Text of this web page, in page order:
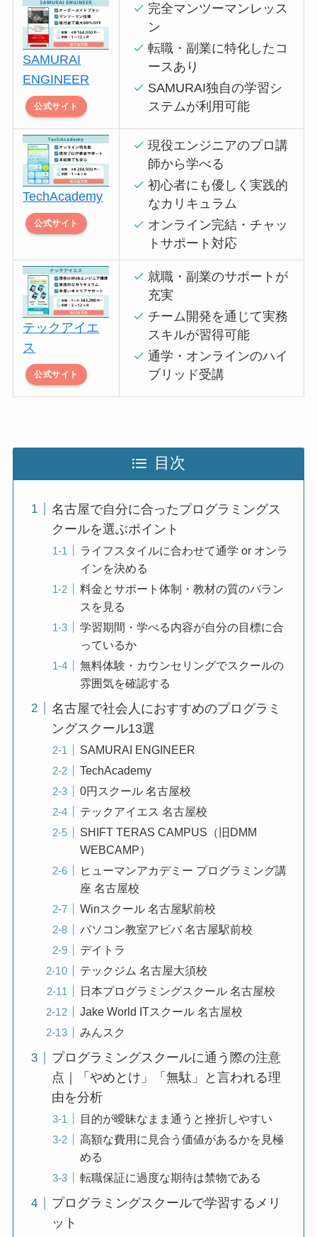
SAMURAI
ENGINEER
公式サイト
完全マンツーマンレッス
ン
転職・副業に特化したコ
ースあり
SAMURAI独自の学習シ
ステムが利用可能
TechAcademy
公式サイト
現役エンジニアのプロ講
師から学べる
初心者にも優しく実践的
なカリキュラム
オンライン完結・チャッ
トサポート対応
テックアイエ
ス
公式サイト
就職・副業のサポートが
充実
チーム開発を通じて実務
スキルが習得可能
通学・オンラインのハイ
ブリッド受講
目次
名古屋で自分に合ったプログラミングス
クールを選ぶポイント
ライフスタイルに合わせて通学 or オンラ
インを決める
料金とサポート体制・教材の質のバラン
スを見る
学習期間・学べる内容が自分の目標に合
っているか
無料体験・カウンセリングでスクールの
雰囲気を確認する
名古屋で社会人におすすめのプログラミ
ングスクール13選
SAMURAI ENGINEER
TechAcademy
0円スクール 名古屋校
テックアイエス 名古屋校
SHIFT TERAS CAMPUS（旧DMM
WEBCAMP）
ヒューマンアカデミー プログラミング講
座 名古屋校
Winスクール 名古屋駅前校
パソコン教室アビバ 名古屋駅前校
デイトラ
テックジム 名古屋大須校
日本プログラミングスクール 名古屋校
Jake World ITスクール 名古屋校
みんスク
プログラミングスクールに通う際の注意
点｜「やめとけ」「無駄」と言われる理
由を分析
目的が曖昧なまま通うと挫折しやすい
高額な費用に見合う価値があるかを見極
める
転職保証に過度な期待は禁物である
プログラミングスクールで学習するメリ
ット